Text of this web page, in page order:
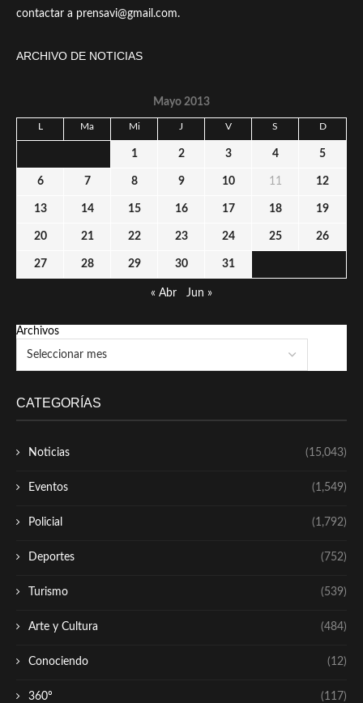
contactar a prensavi@gmail.com.
ARCHIVO DE NOTICIAS
Mayo 2013
L Ma Mi J V S D
1 2 3 4 5
6 7 8 9 10 11 12
13 14 15 16 17 18 19
20 21 22 23 24 25 26
27 28 29 30 31
« Abr Jun »
Archivos
CATEGORÍAS
Noticias (15,043)
Eventos (1,549)
Policial (1,792)
Deportes (752)
Turismo (539)
Arte y Cultura (484)
Conociendo (12)
360º (117)